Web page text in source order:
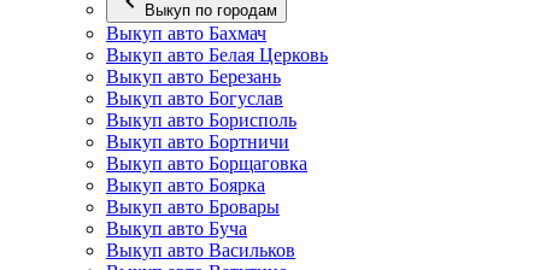
Выкуп по городам
Выкуп авто Бахмач
Выкуп авто Белая Церковь
Выкуп авто Березань
Выкуп авто Богуслав
Выкуп авто Борисполь
Выкуп авто Бортничи
Выкуп авто Борщаговка
Выкуп авто Боярка
Выкуп авто Бровары
Выкуп авто Буча
Выкуп авто Васильков